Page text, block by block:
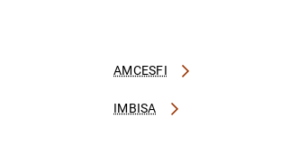
AMCESFI
IMBISA